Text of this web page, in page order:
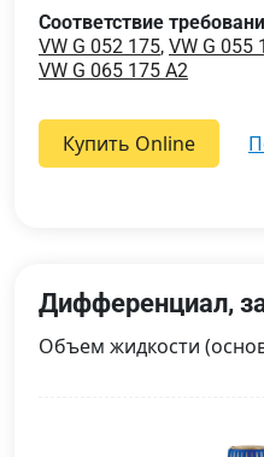
Соответствие
VW G 052 175, VW G 055
VW G 065 175 A2
Купить Online
Дифференциал,
Объем жидкости